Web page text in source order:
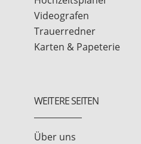
Videografen
Trauerredner
Karten & Papeterie
WEITERE SEITEN
Über uns